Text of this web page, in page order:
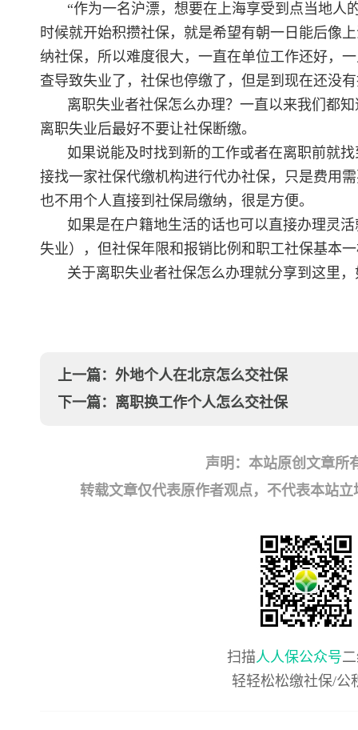
“作为一名沪漂，想要在上海享受到点当地人
时候就开始积攒社保，就是希望有朝一日能后像
纳社保，所以难度很大，一直在单位工作还好，
查导致失业了，社保也停缴了，但是到现在还没
离职失业者社保怎么办理？一直以来我们都
离职失业后最好不要让社保断缴。
如果说能及时找到新的工作或者在离职前就
接找一家社保代缴机构进行代办社保，只是费用
也不用个人直接到社保局缴纳，很是方便。
如果是在户籍地生活的话也可以直接办理灵
失业），但社保年限和报销比例和职工社保基本
关于离职失业者社保怎么办理就分享到这里
上一篇： 外地个人在北京怎么交社保
下一篇： 离职换工作个人怎么交社保
声明：本站原创文章所
转载文章仅代表原作者观点，不代表本站
扫描人人保公众号
轻轻松松缴社保/公